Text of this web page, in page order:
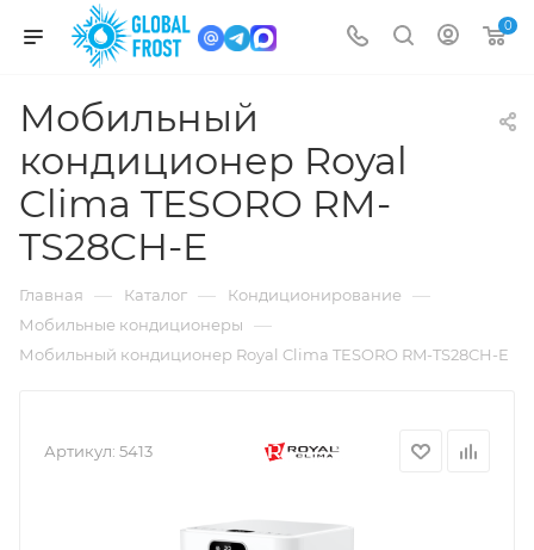
0
Мобильный
кондиционер Royal
Clima TESORO RM-
TS28CH-E
Главная — Каталог — Кондиционирование —
Мобильные кондиционеры —
Мобильный кондиционер Royal Clima TESORO RM-TS28CH-E
Артикул: 5413